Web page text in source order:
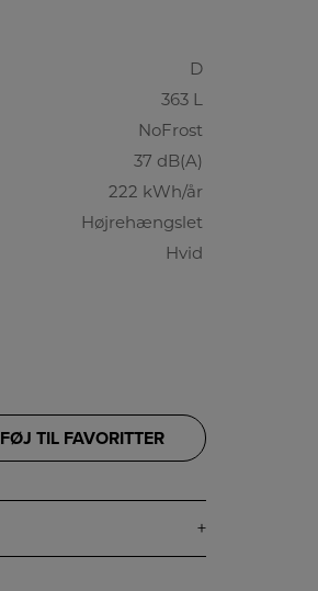
D
363 L
NoFrost
37 dB(A)
222 kWh/år
Højrehængslet
Hvid
FØJ TIL FAVORITTER